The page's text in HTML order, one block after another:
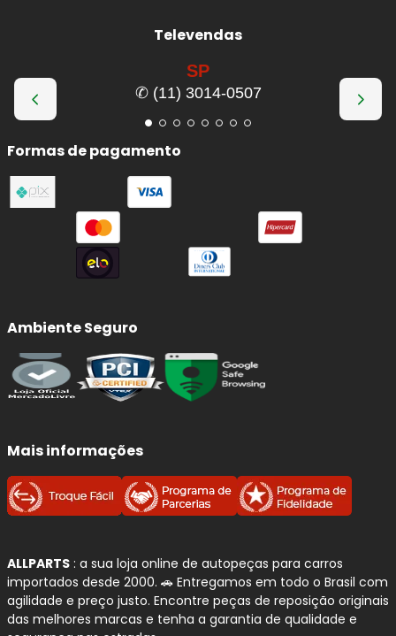
Televendas
SP
✆ (11) 3014-0507
Formas de pagamento
Ambiente Seguro
Mais informações
ALLPARTS : a sua loja online de autopeças para carros
importados desde 2000. 🚗 Entregamos em todo o Brasil com
agilidade e preço justo. Encontre peças de reposição originais
das melhores marcas e tenha a garantia de qualidade e